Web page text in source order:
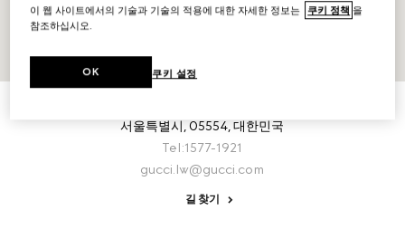
매장 소개
서울특별시, 05554,대한민국
Tel:1577-1921
gucci.lw@gucci.com
길 찾기
이 웹 사이트에서의 기술과 기술의 적용에 대한 자세한 정보는 쿠키 정책 을
참조하십시오.
쿠키 설정
OK